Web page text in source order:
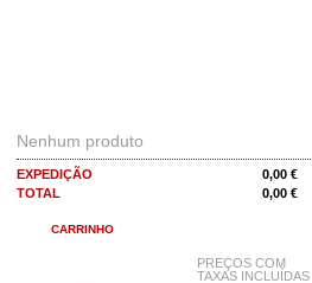
Nenhum produto
EXPEDIÇÃO
0,00 €
TOTAL
0,00 €
CARRINHO
PREÇOS COM
TAXAS INCLUÍDAS